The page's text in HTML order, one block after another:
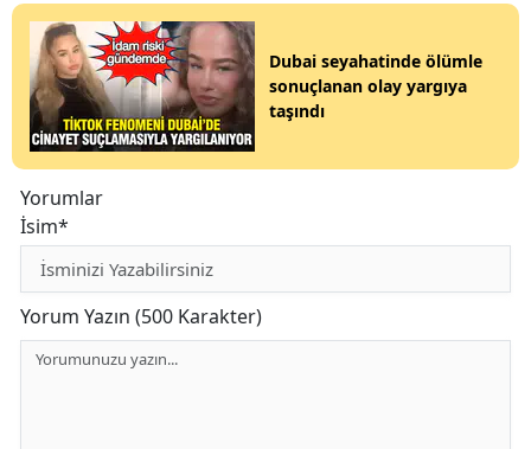
Dubai seyahatinde ölümle
sonuçlanan olay yargıya
taşındı
Yorumlar
İsim*
Yorum Yazın (500 Karakter)